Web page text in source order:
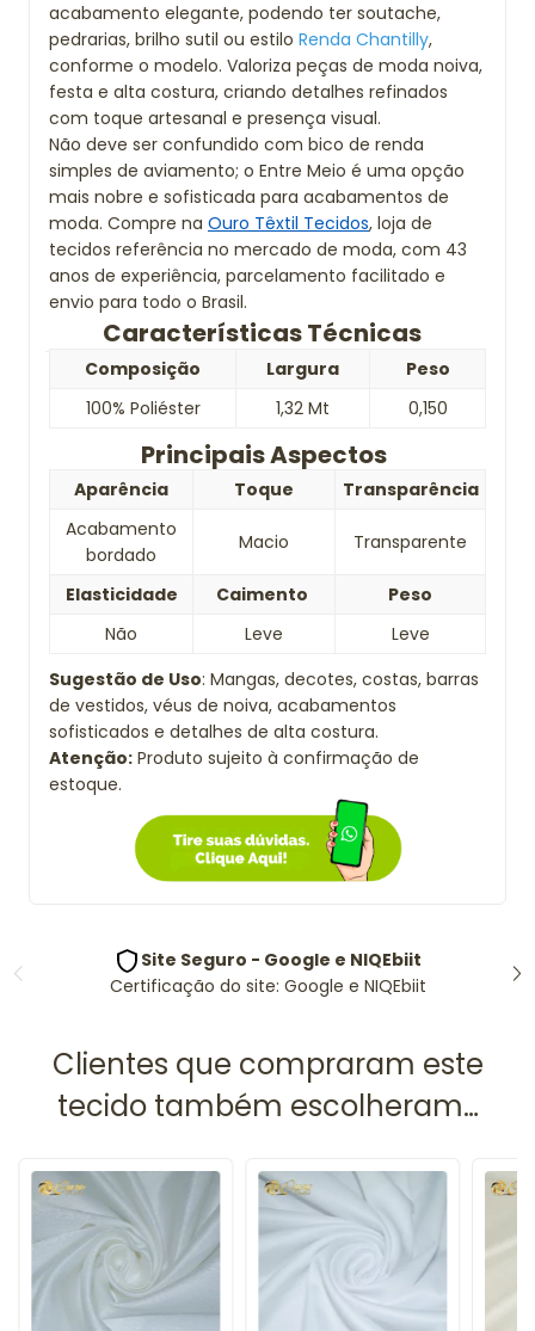
acabamento elegante, podendo ter soutache,
pedrarias, brilho sutil ou estilo Renda Chantilly,
conforme o modelo. Valoriza peças de moda noiva,
festa e alta costura, criando detalhes refinados
com toque artesanal e presença visual.
Não deve ser confundido com bico de renda
simples de aviamento; o Entre Meio é uma opção
mais nobre e sofisticada para acabamentos de
moda. Compre na Ouro Têxtil Tecidos, loja de
tecidos referência no mercado de moda, com 43
anos de experiência, parcelamento facilitado e
envio para todo o Brasil.
Características Técnicas
Composição Largura
Peso
100% Poliéster
1,32 Mt 0,150
Principais Aspectos
Aparência Toque
Transparência
Acabamento
bordado
Macio Transparente
Elasticidade Caimento
Peso
Não
Leve
Leve
Sugestão de Uso: Mangas, decotes, costas, barras
de vestidos, véus de noiva, acabamentos
sofisticados e detalhes de alta costura.
Atenção: Produto sujeito à confirmação de
estoque.
Site Seguro - Google e NIQEbiit
Certificação do site: Google e NIQEbiit